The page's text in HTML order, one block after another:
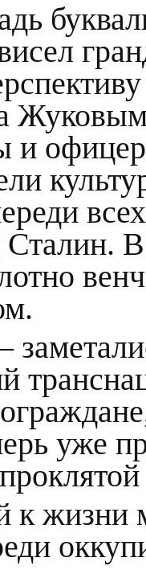
и
уже
жизни